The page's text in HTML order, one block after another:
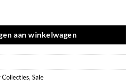
aan winkelwagen
Collecties,Sale